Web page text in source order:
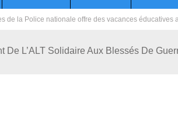
collège du Camp Général Aboubacar Sangoulé
De L’ALT Solidaire Aux Blessés De